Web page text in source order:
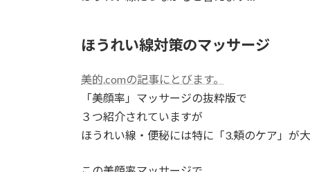
ほうれい線対策のマッサージ
美的.comの記事にとびます。
「美顔率」マッサージの抜粋版で
３つ紹介されていますが
ほうれい線・便秘には特に「3.頬のケア」が